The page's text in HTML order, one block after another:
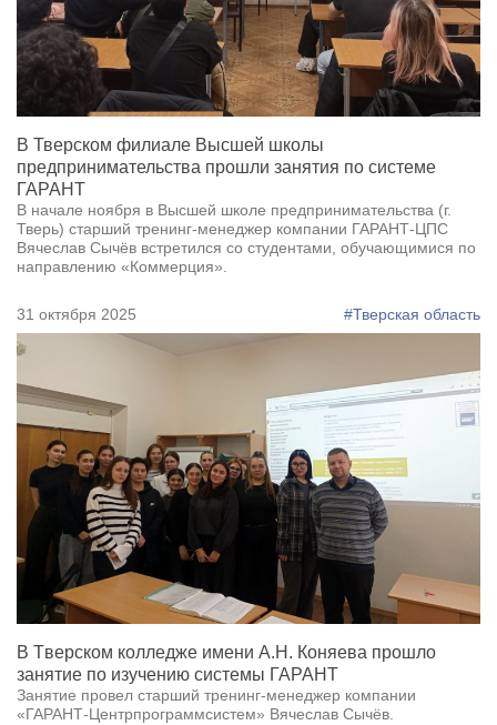
В Тверском филиале Высшей школы
предпринимательства прошли занятия по системе
ГАРАНТ
В начале ноября в Высшей школе предпринимательства (г.
Тверь) старший тренинг-менеджер компании ГАРАНТ-ЦПС
Вячеслав Сычёв встретился со студентами, обучающимися по
направлению «Коммерция».
31 октября 2025 #Тверская область
В Tверском колледже имени А.Н. Коняева прошло
занятие по изучению системы ГАРАНТ
Занятие провел старший тренинг-менеджер компании
«ГАРАНТ-Центрпрограммсистем» Вячеслав Сычёв.